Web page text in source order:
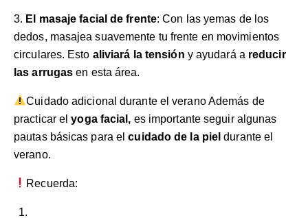
3. El masaje facial de frente: Con las yemas de los
dedos, masajea suavemente tu frente en movimientos
circulares. Esto aliviará la tensión y ayudará a reducir
las arrugas en esta área.
Cuidado adicional durante el verano Además de
practicar elyoga facial, es importante seguir algunas
pautas básicas para elcuidado de la pieldurante el
verano.
Recuerda: